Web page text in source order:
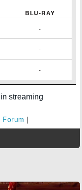
BLU-RAY
-
-
-
Forum |